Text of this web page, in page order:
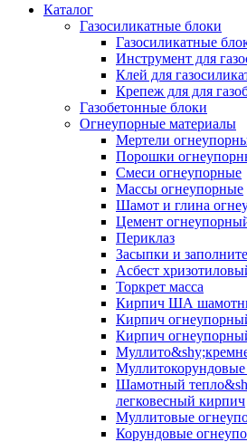
Каталог
Газосиликатные блоки
Газосиликатные
Инструмент для
Клей для
Крепеж для для
Газобетонные блоки
Огнеупорные материалы
Мертели
Порошки
Смеси огнеупорные
Массы огнеупорные
Шамот и глина
Цемент
Периклаз
Засыпки и
Асбест
Торкрет масса
Кирпич ША
Кирпич
Кирпич
Шамотный
легковесный кирпич
Муллитовые
Корундовые